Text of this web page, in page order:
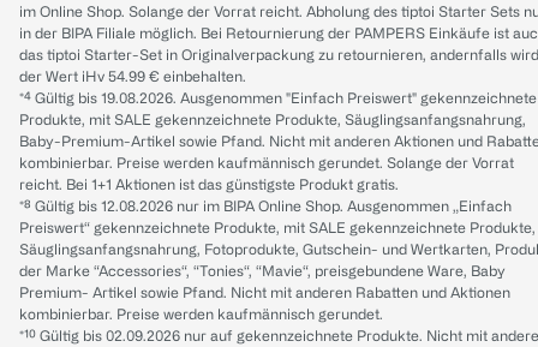
im Online Shop. Solange der Vorrat reicht. Abholung des tiptoi Starter Sets
in der BIPA Filiale möglich. Bei Retournierung der PAMPERS Einkäufe ist
das tiptoi Starter-Set in Originalverpackung zu retournieren, andernfalls wird
der Wert iHv 54.99 € einbehalten.
*⁴ Gültig bis 19.08.2026. Ausgenommen "Einfach Preiswert" gekennzeichnete
Produkte, mit SALE gekennzeichnete Produkte, Säuglingsanfangsnahrung,
Baby-Premium-Artikel sowie Pfand. Nicht mit anderen Aktionen und
kombinierbar. Preise werden kaufmännisch gerundet. Solange der Vorrat
reicht. Bei 1+1 Aktionen ist das günstigste Produkt gratis.
*⁸ Gültig bis 12.08.2026 nur im BIPA Online Shop. Ausgenommen „Einfach
Preiswert“ gekennzeichnete Produkte, mit SALE gekennzeichnete Produkte,
Säuglingsanfangsnahrung, Fotoprodukte, Gutschein- und Wertkarten,
der Marke “Accessories“, “Tonies“, “Mavie“, preisgebundene Ware, Baby
Premium- Artikel sowie Pfand. Nicht mit anderen Rabatten und Aktionen
kombinierbar. Preise werden kaufmännisch gerundet.
*¹⁰ Gültig bis 02.09.2026 nur auf gekennzeichnete Produkte. Nicht mit